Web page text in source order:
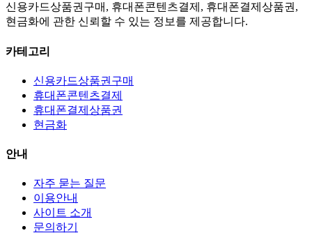
신용카드상품권구매, 휴대폰콘텐츠결제, 휴대폰결제상품권,
현금화에 관한 신뢰할 수 있는 정보를 제공합니다.
카테고리
신용카드상품권구매
휴대폰콘텐츠결제
휴대폰결제상품권
현금화
안내
자주 묻는 질문
이용안내
사이트 소개
문의하기